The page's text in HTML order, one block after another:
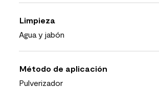
Limpieza
Agua y jabón
Método de aplicación
Pulverizador